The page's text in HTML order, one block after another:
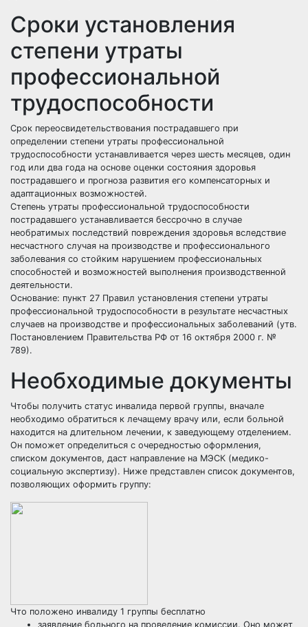
Сроки установления
степени утраты
профессиональной
трудоспособности
Срок переосвидетельствования пострадавшего при
определении степени утраты профессиональной
трудоспособности устанавливается через шесть месяцев, один
год или два года на основе оценки состояния здоровья
пострадавшего и прогноза развития его компенсаторных и
адаптационных возможностей.
Степень утраты профессиональной трудоспособности
пострадавшего устанавливается бессрочно в случае
необратимых последствий повреждения здоровья вследствие
несчастного случая на производстве и профессионального
заболевания со стойким нарушением профессиональных
способностей и возможностей выполнения производственной
деятельности.
Основание: пункт 27 Правил установления степени утраты
профессиональной трудоспособности в результате несчастных
случаев на производстве и профессиональных заболеваний (утв.
Постановлением Правительства РФ от 16 октября 2000 г. №
789).
Необходимые документы
Чтобы получить статус инвалида первой группы, вначале
необходимо обратиться к лечащему врачу или, если больной
находится на длительном лечении, к заведующему отделением.
Он поможет определиться с очередностью оформления,
списком документов, даст направление на МЭСК (медико-
социальную экспертизу). Ниже представлен список документов,
позволяющих оформить группу:
Что положено инвалиду 1 группы бесплатно
заявление больного на проведение комиссии. Оно может